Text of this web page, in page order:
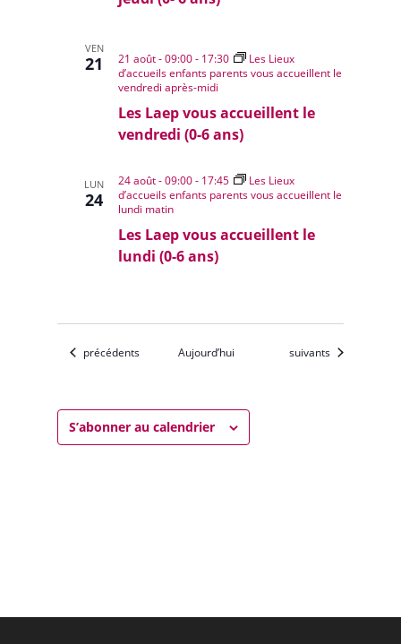
VEN
21
Les Laep vous accueillent le
vendredi (0-6 ans)
21 août - 09:00- 17:30
Les Lieux
d’accueils enfants parents vous accueillent le
vendredi après-midi
LUN
24
Les Laep vous accueillent le
lundi (0-6 ans)
24 août - 09:00- 17:45
Les Lieux
d’accueils enfants parents vous accueillent le
lundi matin
Évènements
précédents Aujourd’hui Évènements
suivants
S’abonner au calendrier